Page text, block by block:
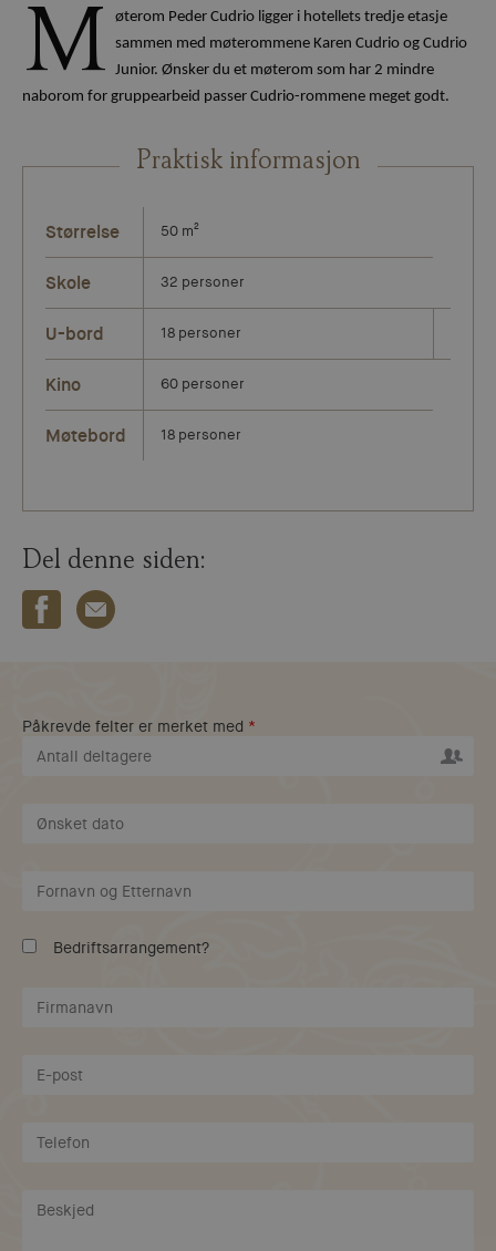
M øterom Peder Cudrio ligger i hotellets tredje etasje
sammen med møterommene Karen Cudrio og Cudrio
Junior. Ønsker du et møterom som har 2 mindre
naborom for gruppearbeid passer Cudrio-rommene meget godt.
Praktisk informasjon
Størrelse 50 m²
Skole 32 personer
U-bord 18 personer
Kino 60 personer
Møtebord 18 personer
Del denne siden:
Påkrevde felter er merket med *
Bedriftsarrangement?